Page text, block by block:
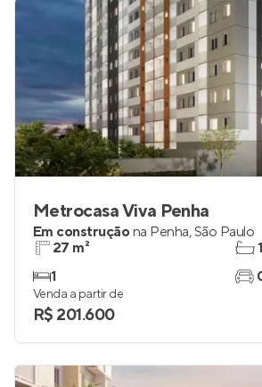
Metrocasa Viva Penha
Em construçãona Penha,São Paulo
27 m²
1
1
Venda a partir de
R$ 201.600